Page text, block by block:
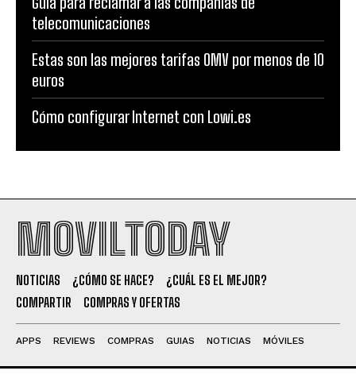
telecomunicaciones
Estas son las mejores tarifas OMV por menos de 10
euros
Cómo configurar Internet con Lowi.es
MOVILTODAY
NOTICIAS ¿CÓMO SE HACE?
¿CUÁL ES EL MEJOR?
COMPARTIR
COMPRAS Y OFERTAS
APPS REVIEWS COMPRAS GUIAS NOTICIAS MÓVILES